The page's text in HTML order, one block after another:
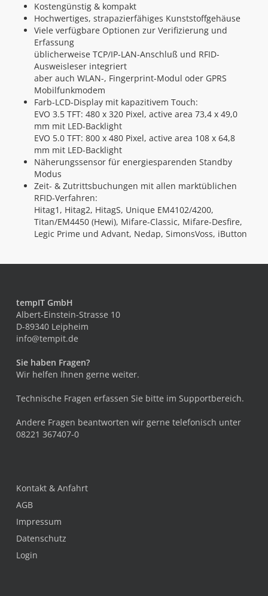
Kostengünstig & kompakt
Hochwertiges, strapazierfähiges Kunststoffgehäuse
Viele verfügbare Optionen zur Verifizierung und
Erfassung
üblicherweise TCP/IP-LAN-Anschluß und RFID-
Ausweisleser integriert
aber auch WLAN-, Fingerprint-Modul oder GPRS
Mobilfunkmodem
Farb-LCD-Display mit kapazitivem Touch:
EVO 3.5 TFT: 480 x 320 Pixel, active area 73,4 x 49,0
mm mit LED-Backlight
EVO 5.0 TFT: 800 x 480 Pixel, active area 108 x 64,8
mm mit LED-Backlight
Näherungssensor für energiesparenden Standby
Modus
Zeit- & Zutrittsbuchungen mit allen marktüblichen
RFID-Verfahren:
Hitag1, Hitag2, HitagS, Unique EM4102/4200,
Titan/EM4450 (Hewi), Mifare-Classic, Mifare-Desfire,
Legic Prime und Advant, Nedap, SimonsVoss, iButton
tempIT GmbH
Albert-Einstein-Strasse 10
D-89340 Leipheim
info@tempit.de
Sie haben Fragen?
Wir helfen Ihnen gerne weiter.
Technische Fragen erfassen Sie bitte im Supportbereich.
Andere Fragen beantworten wir gerne telefonisch unter
08221 367407-0
Kontakt & Anfahrt
AGB
Impressum
Datenschutz
Login